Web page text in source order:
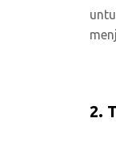
2.